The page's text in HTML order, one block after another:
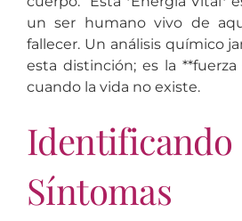
un ser humano vivo de
fallecer. Un análisis químico
esta distinción; es la
cuando la vida no existe.
Identificando
Síntomas